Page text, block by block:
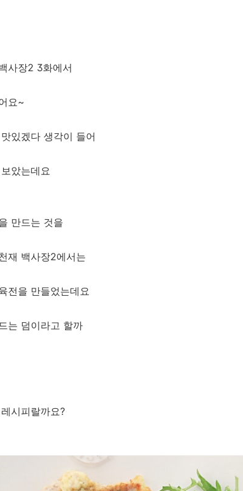
사장2 3화에서
요~
있겠다 생각이 들어
았는데요
만드는 것을
재 백사장2에서는
전을 만들었는데요
는 덤이라고 할까
시피랄까요?